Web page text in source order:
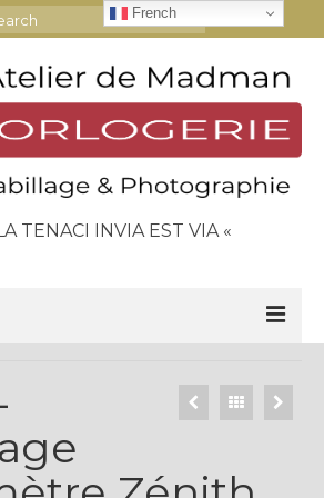
TENACI INVIA EST VIA «
French